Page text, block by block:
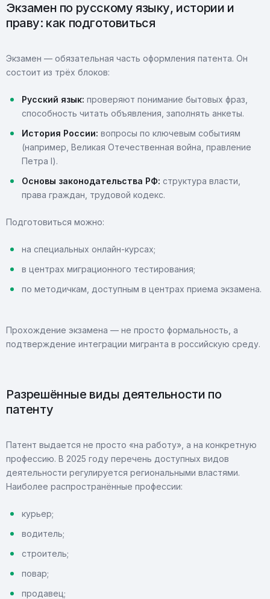
Экзамен по русскому языку, истории и
праву: как подготовиться
Экзамен — обязательная часть оформления патента. Он
состоит из трёх блоков:
Русский язык: проверяют понимание бытовых фраз,
способность читать объявления, заполнять анкеты.
История России: вопросы по ключевым событиям
(например, Великая Отечественная война, правление
Петра I).
Основы законодательства РФ: структура власти,
права граждан, трудовой кодекс.
Подготовиться можно:
на специальных онлайн-курсах;
в центрах миграционного тестирования;
по методичкам, доступным в центрах приема экзамена.
Прохождение экзамена — не просто формальность, а
подтверждение интеграции мигранта в российскую среду.
Разрешённые виды деятельности по
патенту
Патент выдается не просто «на работу», а на конкретную
профессию. В 2025 году перечень доступных видов
деятельности регулируется региональными властями.
Наиболее распространённые профессии:
курьер;
водитель;
строитель;
повар;
продавец;